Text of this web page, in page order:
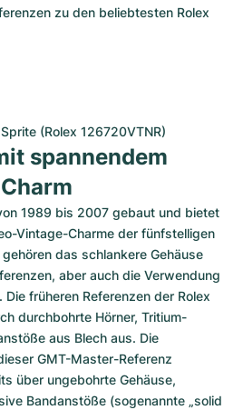
zu den beliebtesten Rolex
(Rolex 126720VTNR)
spannendem
1989 bis 2007 gebaut und bietet
Vintage-Charme der fünfstelligen
das schlankere Gehäuse
aber auch die Verwendung
früheren Referenzen der Rolex
durchbohrte Hörner, Tritium-
aus Blech aus. Die
GMT-Master-Referenz
über ungebohrte Gehäuse,
Bandanstöße (sogenannte „solid